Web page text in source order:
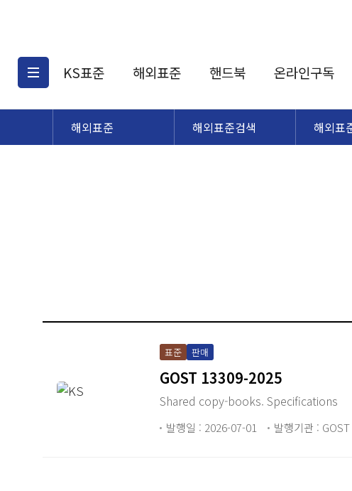
KS표준
KS표준검색
해외표준
해외표준검색
핸드북 온라인구독
해외표준 해외표준검색 해외표
표준 판매
GOST 13309-2025
Shared copy-books. Specifications
발행일 : 2026-07-01 발행기관 : GOST